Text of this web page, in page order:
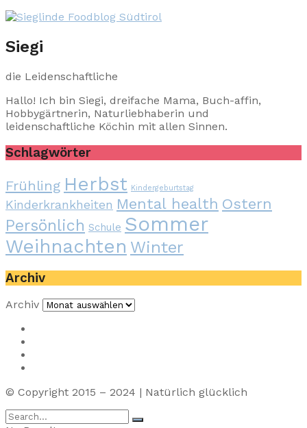
Siegi
die Leidenschaftliche
Hallo! Ich bin Siegi, dreifache Mama, Buch-affin,
Hobbygärtnerin, Naturliebhaberin und
leidenschaftliche Köchin mit allen Sinnen.
Schlagwörter
Frühling Herbst Kindergeburtstag
Kinderkrankheiten Mental health Ostern
Persönlich Schule Sommer
Weihnachten Winter
Archiv
Archiv
© Copyright 2015 – 2024 | Natürlich glücklich